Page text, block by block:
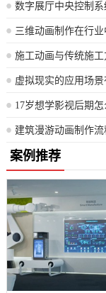
虚拟现实的应用场
17岁想学影视后期
案例推荐